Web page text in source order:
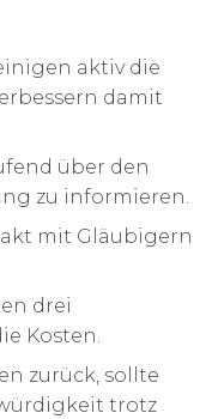
aktiv die
damit
über den
zu informieren.
mit Gläubigern
drei
Kosten.
zurück, sollte
trotz